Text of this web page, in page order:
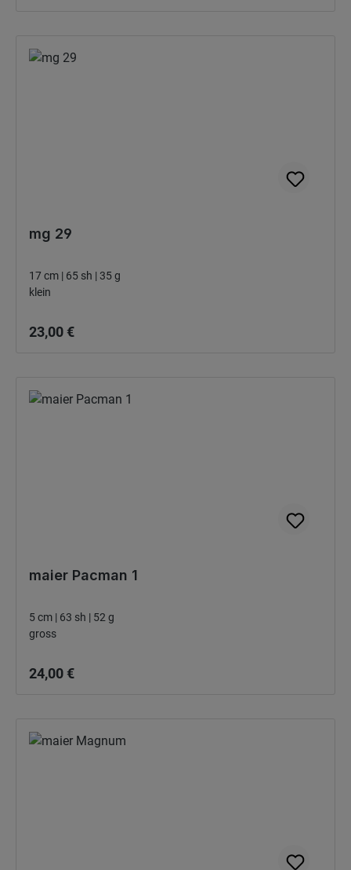
mg 29
17 cm | 65 sh | 35 g
klein
23,00 €
maier Pacman 1
5 cm | 63 sh | 52 g
gross
24,00 €